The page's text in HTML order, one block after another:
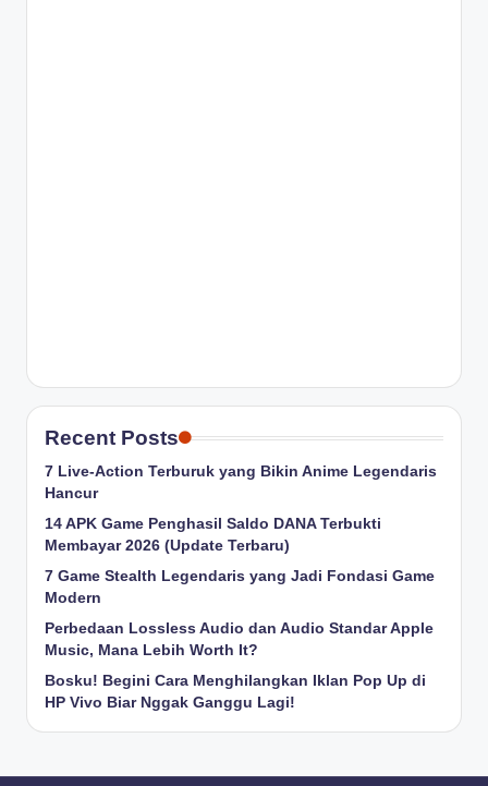
Recent Posts
7 Live-Action Terburuk yang Bikin Anime Legendaris
Hancur
14 APK Game Penghasil Saldo DANA Terbukti
Membayar 2026 (Update Terbaru)
7 Game Stealth Legendaris yang Jadi Fondasi Game
Modern
Perbedaan Lossless Audio dan Audio Standar Apple
Music, Mana Lebih Worth It?
Bosku! Begini Cara Menghilangkan Iklan Pop Up di
HP Vivo Biar Nggak Ganggu Lagi!